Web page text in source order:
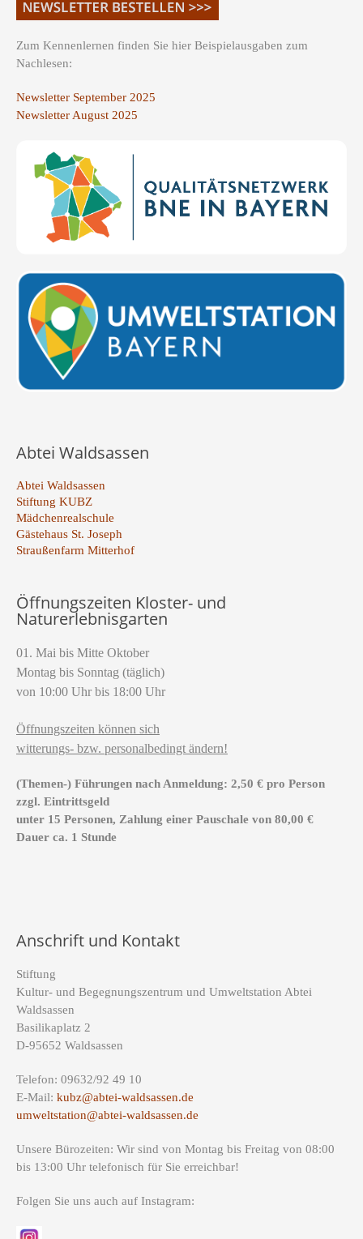
Zum Kennenlernen finden Sie hier Beispielausgaben zum
Nachlesen:
Newsletter September 2025
Newsletter August 2025
Abtei Waldsassen
Abtei Waldsassen
Stiftung KUBZ
Mädchenrealschule
Gästehaus St. Joseph
Straußenfarm Mitterhof
Öffnungszeiten Kloster- und
Naturerlebnisgarten
01. Mai bis Mitte Oktober
Montag bis Sonntag (täglich)
von 10:00 Uhr bis 18:00 Uhr
Öffnungszeiten können sich
witterungs- bzw. personalbedingt ändern!
(Themen-) Führungen nach Anmeldung: 2,50 € pro Person
zzgl. Eintrittsgeld
unter 15 Personen, Zahlung einer Pauschale von 80,00 €
Dauer ca. 1 Stunde
Anschrift und Kontakt
Stiftung
Kultur- und Begegnungszentrum und Umweltstation Abtei
Waldsassen
Basilikaplatz 2
D-95652 Waldsassen
Telefon: 09632/92 49 10
E-Mail: kubz@abtei-waldsassen.de
umweltstation@abtei-waldsassen.de
Unsere Bürozeiten: Wir sind von Montag bis Freitag von 08:00
bis 13:00 Uhr telefonisch für Sie erreichbar!
Folgen Sie uns auch auf Instagram: